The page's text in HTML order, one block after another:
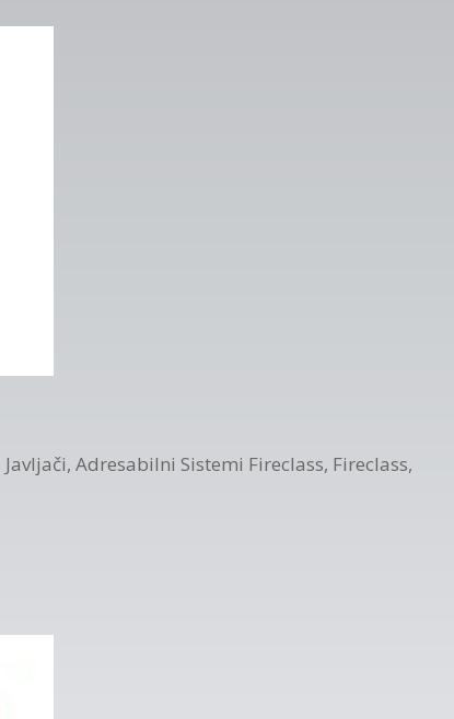
,Adresabilni Sistemi Fireclass, Fireclass,